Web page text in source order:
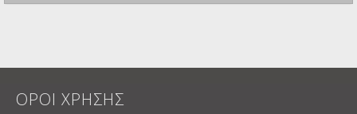
ΟΡΟΙ ΧΡΗΣΗΣ